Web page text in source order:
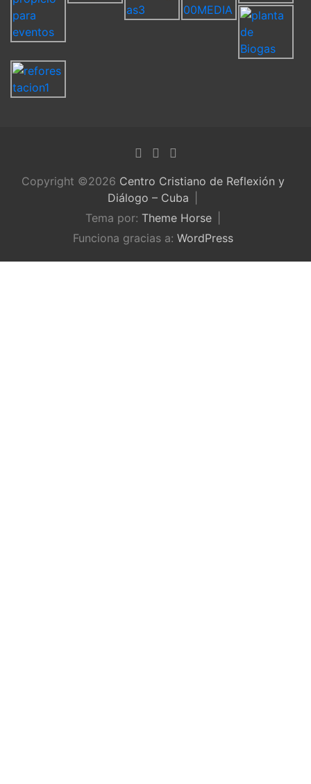
Copyright ©2026 Centro Cristiano de Reflexión y
Diálogo – Cuba
Tema por: Theme Horse
Funciona gracias a: WordPress